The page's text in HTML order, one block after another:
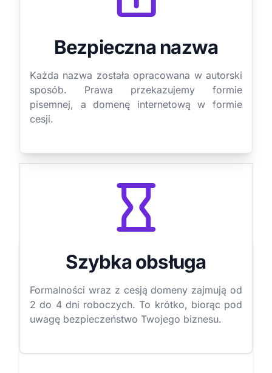
Bezpieczna nazwa
Każda nazwa została opracowana w autorski
sposób. Prawa przekazujemy formie
pisemnej, a domenę internetową w formie
cesji.
Szybka obsługa
Formalności wraz z cesją domeny zajmują od
2 do 4 dni roboczych. To krótko, biorąc pod
uwagę bezpieczeństwo Twojego biznesu.